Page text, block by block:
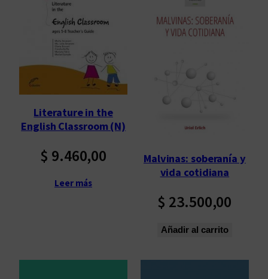
Literature in the
English Classroom (N)
$ 9.460,00
Leer más
Malvinas: soberanía y
vida cotidiana
$ 23.500,00
Añadir al carrito